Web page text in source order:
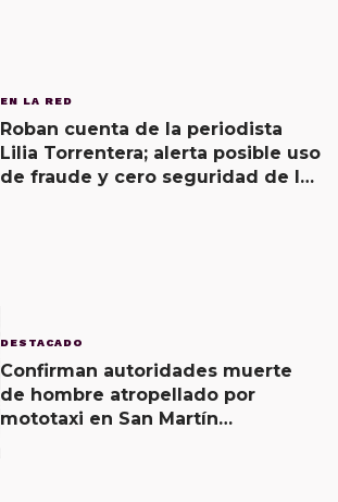
EN LA RED
Roban cuenta de la periodista
Lilia Torrentera; alerta posible uso
de fraude y cero seguridad de la
DESTACADO
Confirman autoridades muerte
de hombre atropellado por
mototaxi en San Martín